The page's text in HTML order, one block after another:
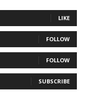
LIKE
FOLLOW
FOLLOW
SUBSCRIBE